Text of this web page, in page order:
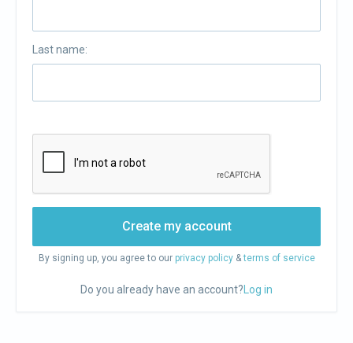
Last name:
Create my account
By signing up, you agree to our privacy policy&terms of service
Do you already have an account? Log in